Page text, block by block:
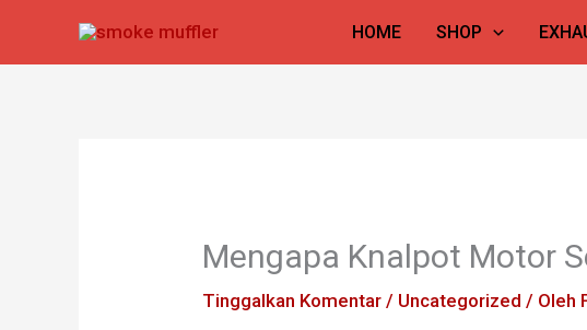
HOME SHOP
Mengapa Knalpot Motor
Tinggalkan Komentar / Uncategorized / Oleh